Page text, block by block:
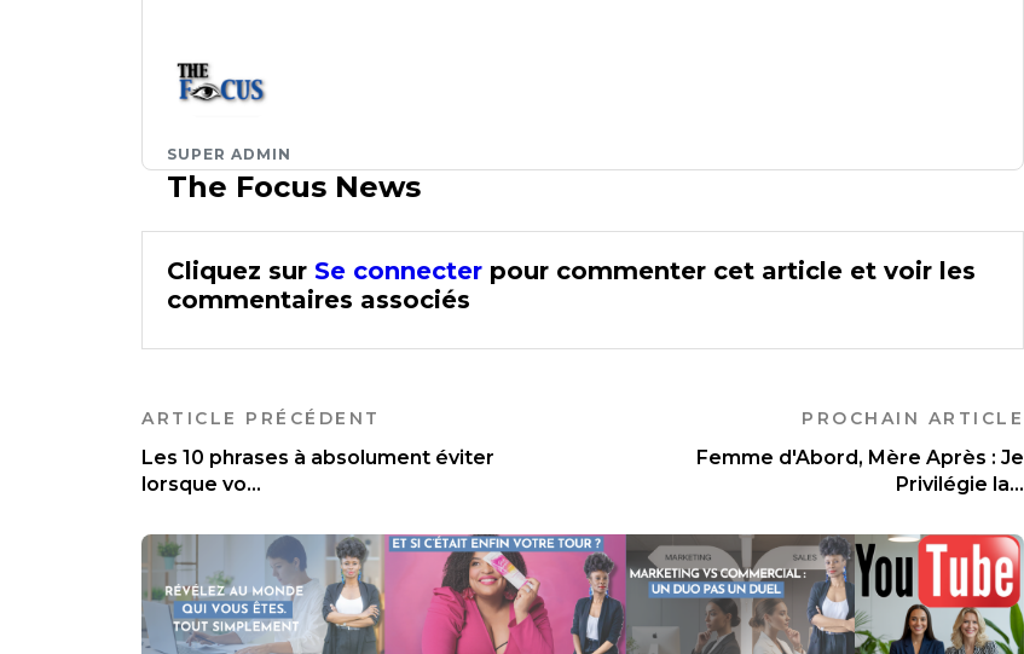
SUPER ADMIN
The Focus News
Cliquez sur Se connecter pour commenter cet article et voir les
commentaires associés
ARTICLE PRÉCÉDENT
Les 10 phrases à absolument éviter
lorsque vo...
PROCHAIN ARTICLE
Femme d'Abord, Mère Après : Je
Privilégie la...